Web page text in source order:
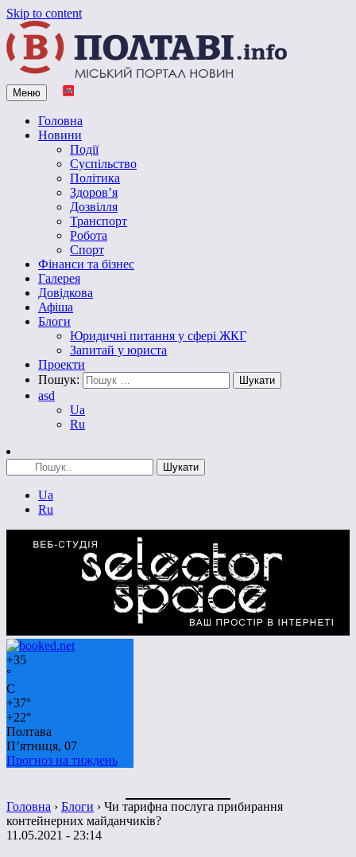
Skip to content
Vpoltave.info
Полтавський портал новин
Меню
Головна
Новини
Події
Суспільство
Політика
Здоров’я
Дозвілля
Транспорт
Робота
Спорт
Фінанси та бізнес
Галерея
Довідкова
Афіша
Блоги
Юридичні питання у сфері ЖКГ
Запитай у юриста
Проекти
Пошук:
asd
Ua
Ru
Ua
Ru
+35
°
C
+37°
+22°
Полтава
П’ятниця, 07
Прогноз на тиждень
Головна › Блоги › Чи тарифна послуга прибирання
контейнерних майданчиків?
11.05.2021 - 23:14